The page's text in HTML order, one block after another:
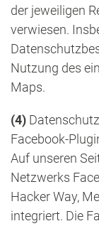
der jeweiligen
verwiesen.
Nutzung des
Maps.
(4)
Facebook-
Auf unseren
Netzwerks
Hacker Way,
integriert. Die